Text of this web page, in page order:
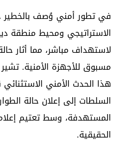
في تطور أمني وُصف بالخطير
الاستراتيجي ومحيط منطقة
لاستهداف مباشر، مما أثار
مسبوق للأجهزة الأمنية. تشير
هذا الحدث الأمني
السلطات إلى إعلان حالة
المستهدفة، وسط تعتيم
الحقيقية.